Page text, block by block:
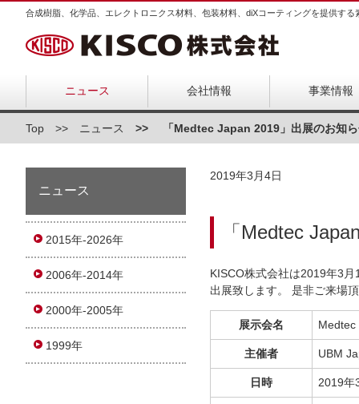
合成樹脂、化学品、エレクトロニクス材料、包装材料、diXコーティングを提供する
ニュース 会社情報 事業情報
Top ニュース 「Medtec Japan 2019」出展のお知
2019年3月4日
「Medtec
KISCO株式会社は2019年3
出展致します。 是非ご来場
展示会名
主催者 UBM
日時 2019年
ニュース
2015年-2026年
2006年-2014年
2000年-2005年
1999年